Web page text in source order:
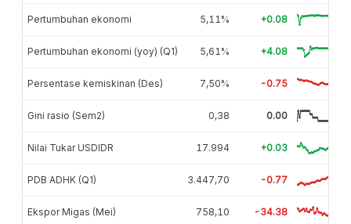
Pertumbuhan ekonomi 5,11% +0.08
Pertumbuhan ekonomi (yoy) (Q1) 5,61% +4.08
Persentase kemiskinan (Des) 7,50% -0.75
Gini rasio (Sem2) 0,38 0.00
Nilai Tukar USDIDR 17.994 +0.03
PDB ADHK (Q1) 3.447,70 -0.77
Ekspor Migas (Mei) 758,10 -34.38